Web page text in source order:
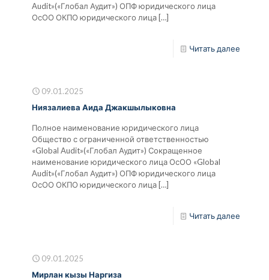
Audit»(«Глобал Аудит») ОПФ юридического лица
ОсОО ОКПО юридического лица[…]
Читать далее
09.01.2025
Ниязалиева Аида Джакшылыковна
Полное наименование юридического лица
Общество с ограниченной ответственностью
«Global Audit»(«Глобал Аудит») Сокращенное
наименование юридического лица ОсОО «Global
Audit»(«Глобал Аудит») ОПФ юридического лица
ОсОО ОКПО юридического лица[…]
Читать далее
09.01.2025
Мирлан кызы Наргиза